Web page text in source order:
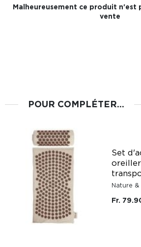
Malheureusement ce produit n'est
vente
POUR COMPLÉTER...
Set
Nature
Fr.